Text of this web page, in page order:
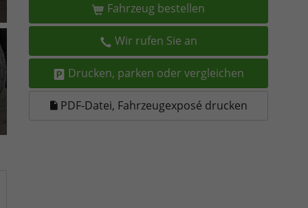
Fahrzeug bestellen
Wir rufen Sie an
Drucken, parken oder vergleichen
PDF-Datei, Fahrzeugexposé drucken